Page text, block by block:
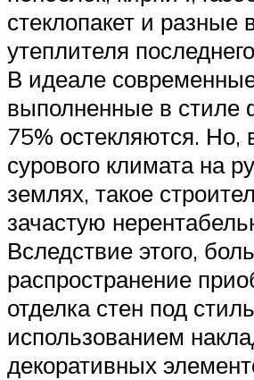
стеклопакет и разные
утеплителя
В идеале
выполненные в стиле
75% остекляются. Но,
сурового климата на
землях, такое
зачастую
Вследствие этого,
распространение
отделка стен под
использованием
декоративных